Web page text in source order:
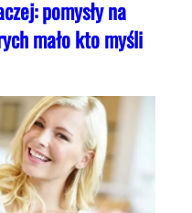
pomysły na
mało kto myśli